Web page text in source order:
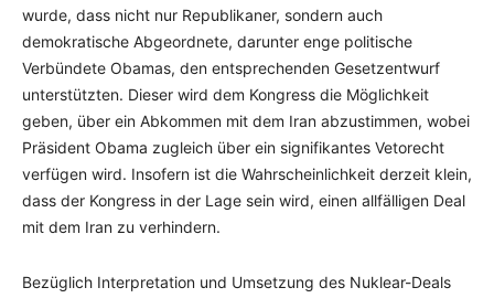
wurde, dass nicht nur Republikaner, sondern auch
demokratische Abgeordnete, darunter enge politische
Verbündete Obamas, den entsprechenden Gesetzentwurf
unterstützten. Dieser wird dem Kongress die Möglichkeit
geben, über ein Abkommen mit dem Iran abzustimmen, wobei
Präsident Obama zugleich über ein signifikantes Vetorecht
verfügen wird. Insofern ist die Wahrscheinlichkeit derzeit klein,
dass der Kongress in der Lage sein wird, einen allfälligen Deal
mit dem Iran zu verhindern.
Bezüglich Interpretation und Umsetzung des Nuklear-Deals